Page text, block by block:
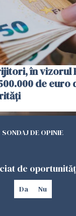
în vizorul
de euro
SONDAJ DE OPINIE
de
Da Nu